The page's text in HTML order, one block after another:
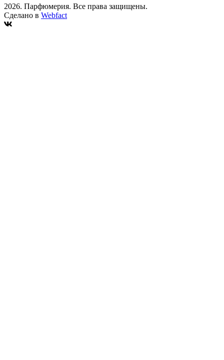
2026. Парфюмерия. Все права защищены.
Сделано в Webfact